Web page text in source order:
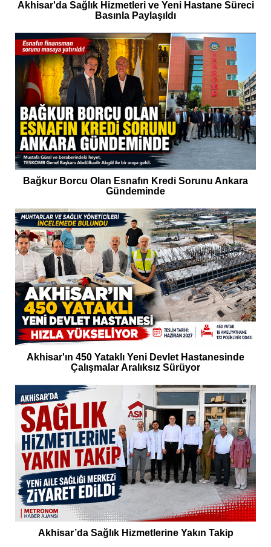
Akhisar'da Sağlık Hizmetleri ve Yeni Hastane Süreci
Basınla Paylaşıldı
Bağkur Borcu Olan Esnafın Kredi Sorunu Ankara
Gündeminde
Akhisar'ın 450 Yataklı Yeni Devlet Hastanesinde
Çalışmalar Aralıksız Sürüyor
Akhisar’da Sağlık Hizmetlerine Yakın Takip